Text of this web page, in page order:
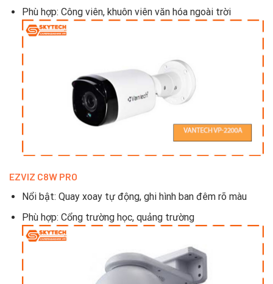
Phù hợp: Công viên, khuôn viên văn hóa ngoài trời
EZVIZ C8W PRO
Nổi bật: Quay xoay tự động, ghi hình ban đêm rõ màu
Phù hợp: Cổng trường học, quảng trường